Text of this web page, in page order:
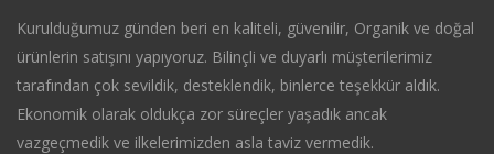
Kurulduğumuz günden beri en kaliteli, güvenilir, Organik ve doğal
ürünlerin satışını yapıyoruz. Bilinçli ve duyarlı müşterilerimiz
tarafından çok sevildik, desteklendik, binlerce teşekkür aldık.
Ekonomik olarak oldukça zor süreçler yaşadık ancak
vazgeçmedik ve ilkelerimizden asla taviz vermedik.